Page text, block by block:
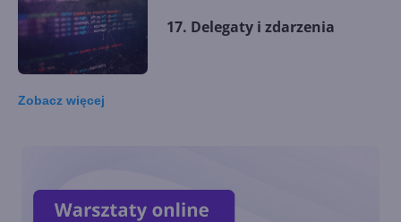
17. Delegaty i zdarzenia
Zobacz więcej